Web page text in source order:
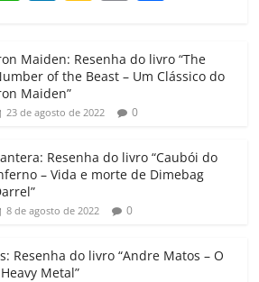
at
s
A
p
e
dI
gl
e
Cl
a
ss
ro
o
p
y
Li
k
m
p
h
ar
Maiden: Resenha do livro “The
of the Beast – Um Clássico do
Maiden”
23 de agosto de 2022 0
Resenha do livro “Caubói do
– Vida e morte de Dimebag
8 de agosto de 2022 0
Resenha do livro “Andre Matos – O
Metal”